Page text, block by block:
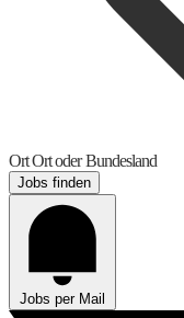
OrtOrt oder Bundesland
Jobs finden
Jobs per Mail